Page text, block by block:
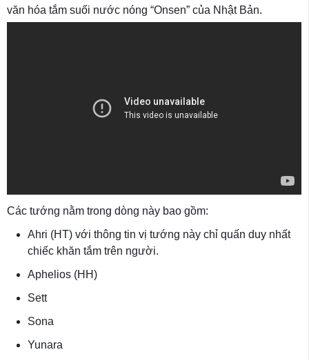
văn hóa tắm suối nước nóng “Onsen” của Nhật Bản.
Các tướng nằm trong dòng này bao gồm:
Ahri (HT) với thông tin vị tướng này chỉ quấn duy nhất
chiếc khăn tắm trên người.
Aphelios (HH)
Sett
Sona
Yunara